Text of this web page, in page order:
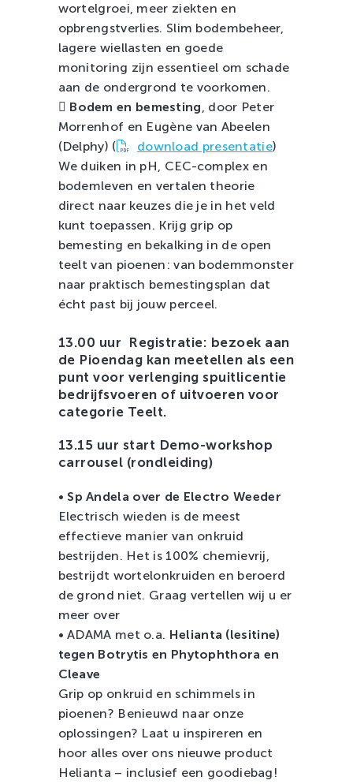
wortelgroei, meer ziekten en
opbrengstverlies. Slim bodembeheer,
lagere wiellasten en goede
monitoring zijn essentieel om schade
aan de ondergrond te voorkomen.
 Bodem en bemesting, door Peter
Morrenhof en Eugène van Abeelen
(Delphy) (
download presentatie)
We duiken in pH, CEC-complex en
bodemleven en vertalen theorie
direct naar keuzes die je in het veld
kunt toepassen. Krijg grip op
bemesting en bekalking in de open
teelt van pioenen: van bodemmonster
naar praktisch bemestingsplan dat
écht past bij jouw perceel.
13.00 uur Registratie: bezoek aan
de Pioendag kan meetellen als een
punt voor verlenging spuitlicentie
bedrijfsvoeren of uitvoeren voor
categorie Teelt.
13.15 uur start Demo-workshop
carrousel (rondleiding)
• Sp Andela over de Electro Weeder
Electrisch wieden is de meest
effectieve manier van onkruid
bestrijden. Het is 100% chemievrij,
bestrijdt wortelonkruiden en beroerd
de grond niet. Graag vertellen wij u er
meer over
• ADAMA met o.a. Helianta (lesitine)
tegen Botrytis en Phytophthora en
Cleave
Grip op onkruid en schimmels in
pioenen? Benieuwd naar onze
oplossingen? Laat u inspireren en
hoor alles over ons nieuwe product
Helianta – inclusief een goodiebag!